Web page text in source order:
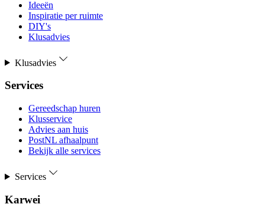
Ideeën
Inspiratie per ruimte
DIY's
Klusadvies
Klusadvies
Services
Gereedschap huren
Klusservice
Advies aan huis
PostNL afhaalpunt
Bekijk alle services
Services
Karwei